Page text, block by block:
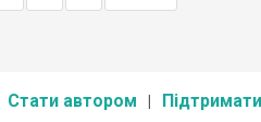
Стати автором